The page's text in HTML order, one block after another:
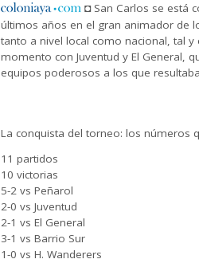
◘ San Carlos se está
últimos años en el gran animador de
tanto a nivel local como nacional, tal
momento con Juventud y El General,
equipos poderosos a los que
La conquista del torneo: los números
11 partidos
10 victorias
5-2 vs Peñarol
2-0 vs Juventud
2-1 vs El General
3-1 vs Barrio Sur
1-0 vs H. Wanderers